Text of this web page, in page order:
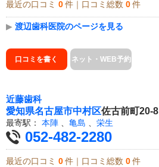
最近の口コミ 0 件｜口コミ総数 0 件
▶ 渡辺歯科医院のページを見る
口コミを書く ネット・WEB予約
近藤歯科
愛知県名古屋市中村区佐古前町20-8
最寄駅： 本陣 亀島 栄生
052-482-2280
最近の口コミ 0 件｜口コミ総数 0 件